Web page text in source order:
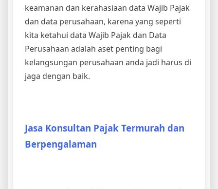
keamanan dan kerahasiaan data Wajib Pajak
dan data perusahaan, karena yang seperti
kita ketahui data Wajib Pajak dan Data
Perusahaan adalah aset penting bagi
kelangsungan perusahaan anda jadi harus di
jaga dengan baik.
Jasa Konsultan Pajak Termurah dan
Berpengalaman